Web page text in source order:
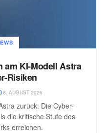
am KI-Modell Astra
Risiken
8. AUGUST 2026
zurück: Die Cyber-
die kritische Stufe des
erreichen.